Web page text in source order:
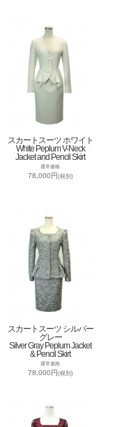
スカートスーツ ホワイト
White Peplum V-Neck
Jacket and Pencil Skirt
通常価格
78,000円(税別)
スカートスーツ シルバー
グレー
Silver Gray Peplum Jacket
& Pencil Skirt
通常価格
78,000円 (税別)